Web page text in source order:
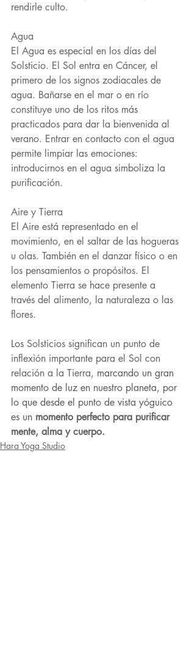
rendirle culto.
Agua
El Agua es especial en los días del
Solsticio. El Sol entra en Cáncer, el
primero de los signos zodiacales de
agua. Bañarse en el mar o en río
constituye uno de los ritos más
practicados para dar la bienvenida al
verano. Entrar en contacto con el agua
permite limpiar las emociones:
introducirnos en el agua simboliza la
purificación.
Aire y Tierra
El Aire está representado en el
movimiento, en el saltar de las hogueras
u olas. También en el danzar físico o en
los pensamientos o propósitos. El
elemento Tierra se hace presente a
través del alimento, la naturaleza o las
flores.
Los Solsticios significan un punto de
inflexión importante para el Sol con
relación a la Tierra, marcando un gran
momento de luz en nuestro planeta, por
lo que desde el punto de vista yóguico
es un momento perfecto para purificar
mente, alma y cuerpo.
Hara Yoga Studio